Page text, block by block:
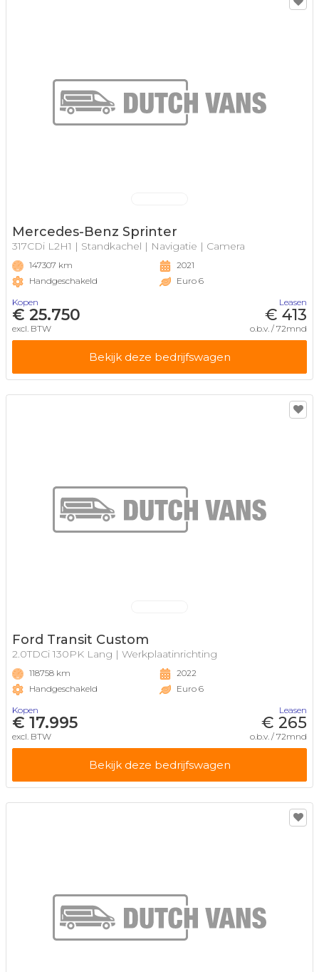
Mercedes-Benz Sprinter
317CDi L2H1 | Standkachel | Navigatie | Camera
147307 km
Handgeschakeld
2021
Euro 6
Kopen
€ 25.750
excl. BTW
Leasen
€ 413
o.b.v. / 72mnd
Bekijk deze bedrijfswagen
Ford Transit Custom
2.0TDCi 130PK Lang | Werkplaatinrichting
118758 km
Handgeschakeld
2022
Euro 6
Kopen
€ 17.995
excl. BTW
Leasen
€ 265
o.b.v. / 72mnd
Bekijk deze bedrijfswagen